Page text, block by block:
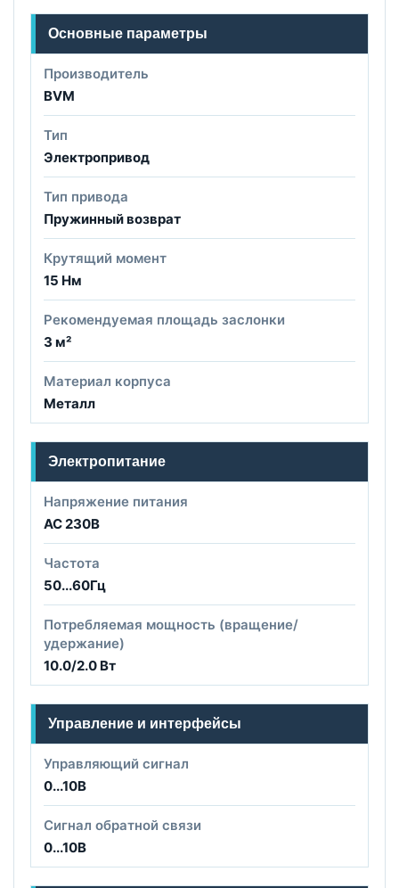
Основные параметры
Производитель
BVM
Тип
Электропривод
Тип привода
Пружинный возврат
Крутящий момент
15 Нм
Рекомендуемая площадь заслонки
3 м²
Материал корпуса
Металл
Электропитание
Напряжение питания
AC 230B
Частота
50...60Гц
Потребляемая мощность (вращение/
удержание)
10.0/2.0 Вт
Управление и интерфейсы
Управляющий сигнал
0...10В
Сигнал обратной связи
0...10В